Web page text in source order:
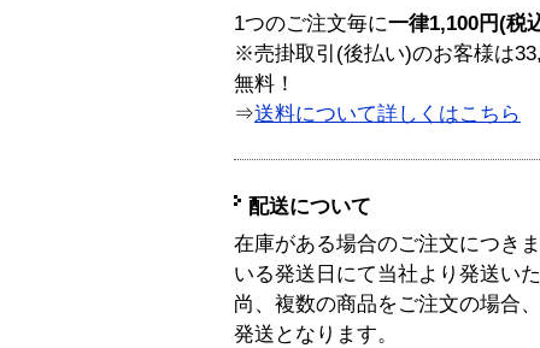
1つのご注文毎に一律1,100円(税
※売掛取引(後払い)のお客様は
無料！
⇒送料について詳しくはこちら
配送について
在庫がある場合のご注文につき
いる発送日にて当社より発送い
尚、複数の商品をご注文の場合
発送となります。